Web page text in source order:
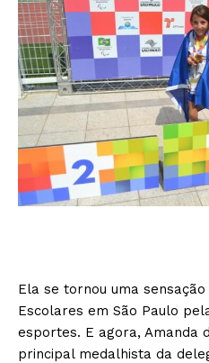
Ela se tornou uma
Escolares em São Paulo
esportes. E agora, Amanda
principal medalhista da